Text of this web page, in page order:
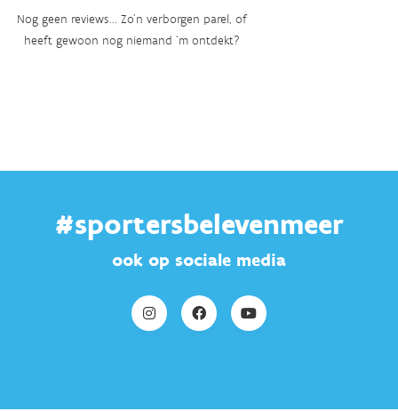
Nog geen reviews... Zo’n verborgen parel, of
heeft gewoon nog niemand ‘m ontdekt?
#sportersbelevenmeer
ook op sociale media